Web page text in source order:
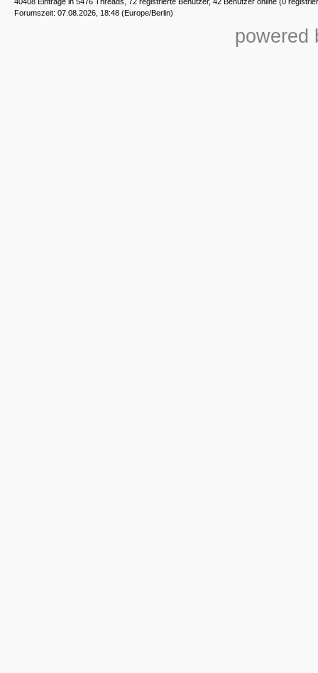
Forumszeit: 07.08.2026, 18:48 (Europe/Berlin)
powered